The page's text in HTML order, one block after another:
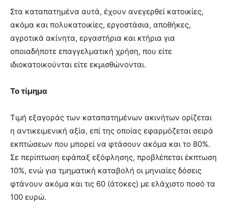
Στα καταπατημένα αυτά, έχουν ανεγερθεί κατοικίες,
ακόμα και πολυκατοικίες, εργοστάσια, αποθήκες,
αγροτικά ακίνητα, εργαστήρια και κτήρια για
οποιαδήποτε επαγγελματική χρήση, που είτε
ιδιοκατοικούνται είτε εκμισθώνονται.
Το τίμημα
Τιμή εξαγοράς των καταπατημένων ακινήτων ορίζεται
η αντικειμενική αξία, επί της οποίας εφαρμόζεται σειρά
εκπτώσεων που μπορεί να φτάσουν ακόμα και το 80%.
Σε περίπτωση εφάπαξ εξόφλησης, προβλέπεται έκπτωση
10%, ενώ για τμηματική καταβολή οι μηνιαίες δόσεις
φτάνουν ακόμα και τις 60 (άτοκες) με ελάχιστο ποσό τα
100 ευρώ.